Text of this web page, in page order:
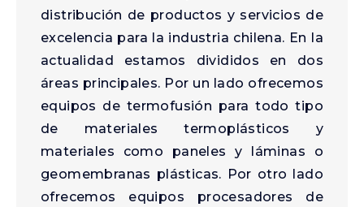
distribución de productos y servicios de
excelencia para la industria chilena. En la
actualidad estamos divididos en dos
áreas principales. Por un lado ofrecemos
equipos de termofusión para todo tipo
de materiales termoplásticos y
materiales como paneles y láminas o
geomembranas plásticas. Por otro lado
ofrecemos equipos procesadores de